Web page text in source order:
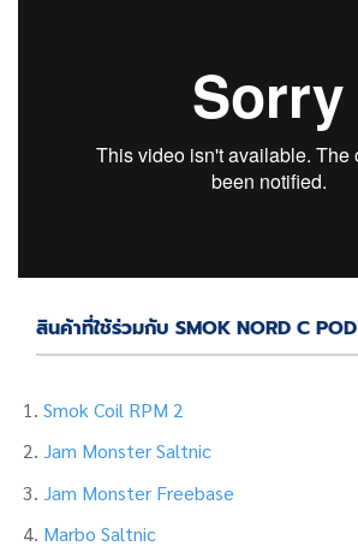
สินค้าที่ใช้ร่วมกับ SMOK NORD C
Smok Coil RPM 2
Jam Monster Saltnic
Jam Monster Freebase
Marbo Saltnic